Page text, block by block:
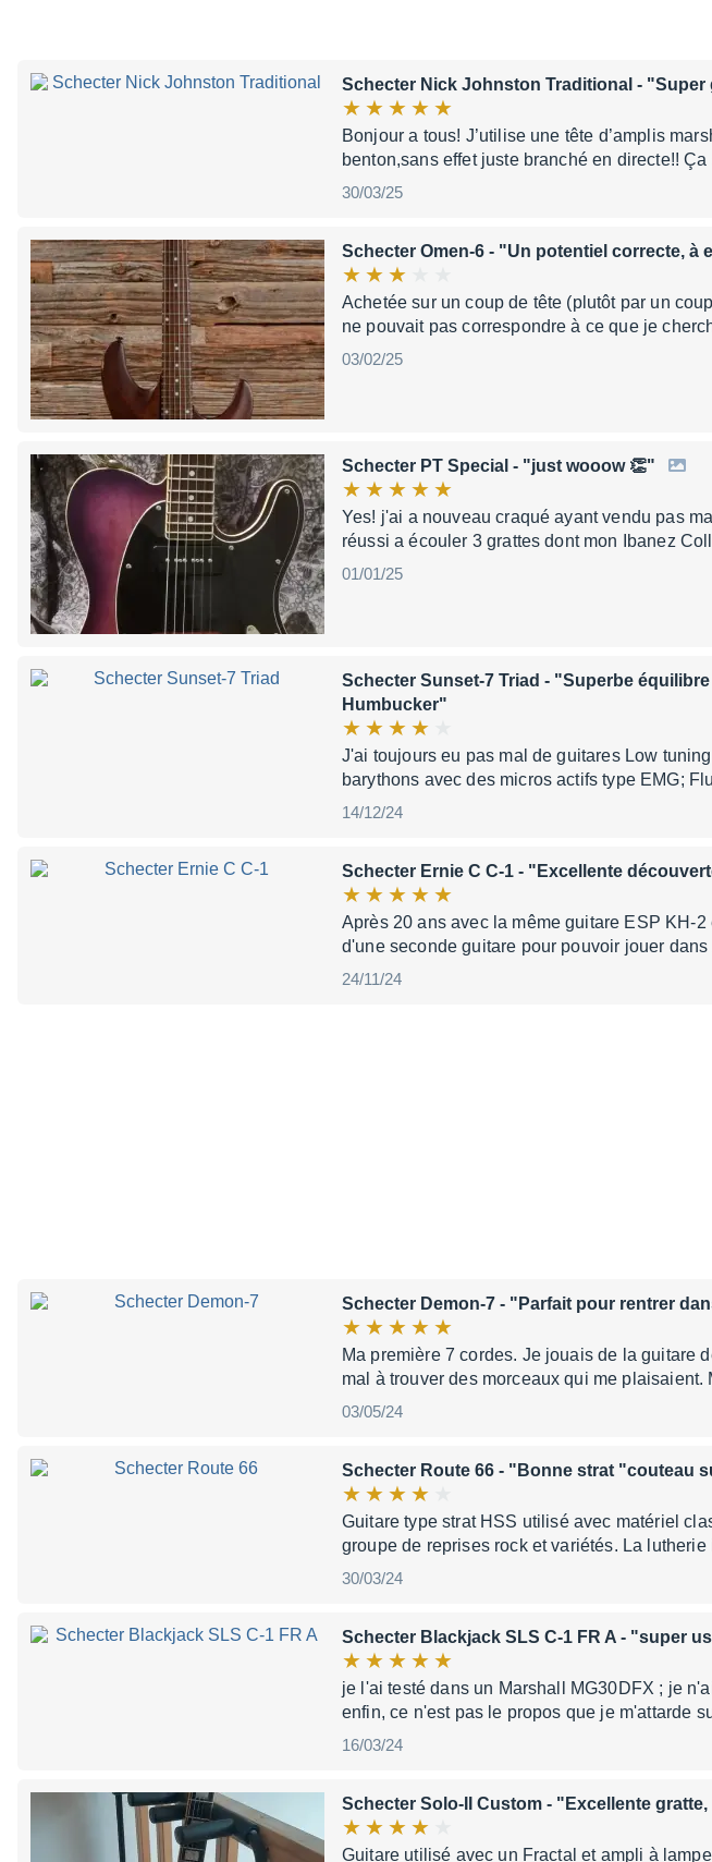
Schecter Nick Johnston Traditional - "Super
Bonjour a tous! J’utilise une tête d’amplis
benton,sans effet juste branché en directe!!
30/03/25
Schecter Omen-6 - "Un potentiel correcte, à
Achetée sur un coup de tête (plutôt par un
ne pouvait pas correspondre à ce que je
03/02/25
Schecter PT Special - "just wooow 👏"
Yes! j'ai a nouveau craqué ayant vendu pas
réussi a écouler 3 grattes dont mon Ibanez
01/01/25
Schecter Sunset-7 Triad - "Superbe
Humbucker"
J'ai toujours eu pas mal de guitares Low
barythons avec des micros actifs type EMG;
14/12/24
Schecter Ernie C C-1 - "Excellente
Après 20 ans avec la même guitare ESP KH-
d'une seconde guitare pour pouvoir jouer
24/11/24
Schecter Demon-7 - "Parfait pour rentrer
Ma première 7 cordes. Je jouais de la guitare
mal à trouver des morceaux qui me
03/05/24
Schecter Route 66 - "Bonne strat "couteau
Guitare type strat HSS utilisé avec matériel
groupe de reprises rock et variétés. La
30/03/24
Schecter Blackjack SLS C-1 FR A - "super
je l'ai testé dans un Marshall MG30DFX ; je
enfin, ce n'est pas le propos que je m'attarde
16/03/24
Schecter Solo-II Custom - "Excellente
Guitare utilisé avec un Fractal et ampli à